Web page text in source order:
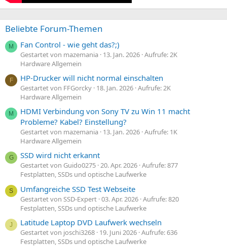
Beliebte Forum-Themen
M Fan Control - wie geht das?;)
Gestartet von mazemania 13. Jan. 2026 Aufrufe: 2K
Hardware Allgemein
F HP-Drucker will nicht normal einschalten
Gestartet von FFGorcky 18. Jan. 2026 Aufrufe: 2K
Hardware Allgemein
M
HDMI Verbindung von Sony TV zu Win 11 macht
Probleme? Kabel? Einstellung?
Gestartet von mazemania 13. Jan. 2026 Aufrufe: 1K
Hardware Allgemein
G SSD wird nicht erkannt
Gestartet von Guido0275 20. Apr. 2026 Aufrufe: 877
Festplatten, SSDs und optische Laufwerke
S Umfangreiche SSD Test Webseite
Gestartet von SSD-Expert 03. Apr. 2026 Aufrufe: 820
Festplatten, SSDs und optische Laufwerke
J Latitude Laptop DVD Laufwerk wechseln
Gestartet von joschi3268 19. Juni 2026 Aufrufe: 636
Festplatten, SSDs und optische Laufwerke